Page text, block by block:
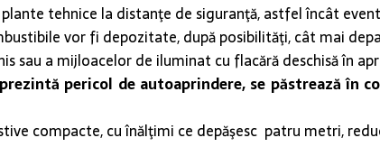
tehnice la distanţe de siguranţă, astfel încât
vor fi depozitate, după posibilităţi, cât mai
sau a mijloacelor de iluminat cu flacără deschisă în
pericol de autoaprindere, se păstrează
compacte, cu înălţimi ce depăşesc patru metri,